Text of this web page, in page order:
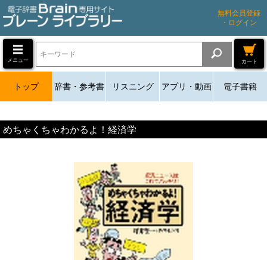
無料会員登録
・ログイン
メニュー カート
トップ 辞書・参考書 リスニング アプリ・動画 電子書籍
めちゃくちゃわかるよ！経済学